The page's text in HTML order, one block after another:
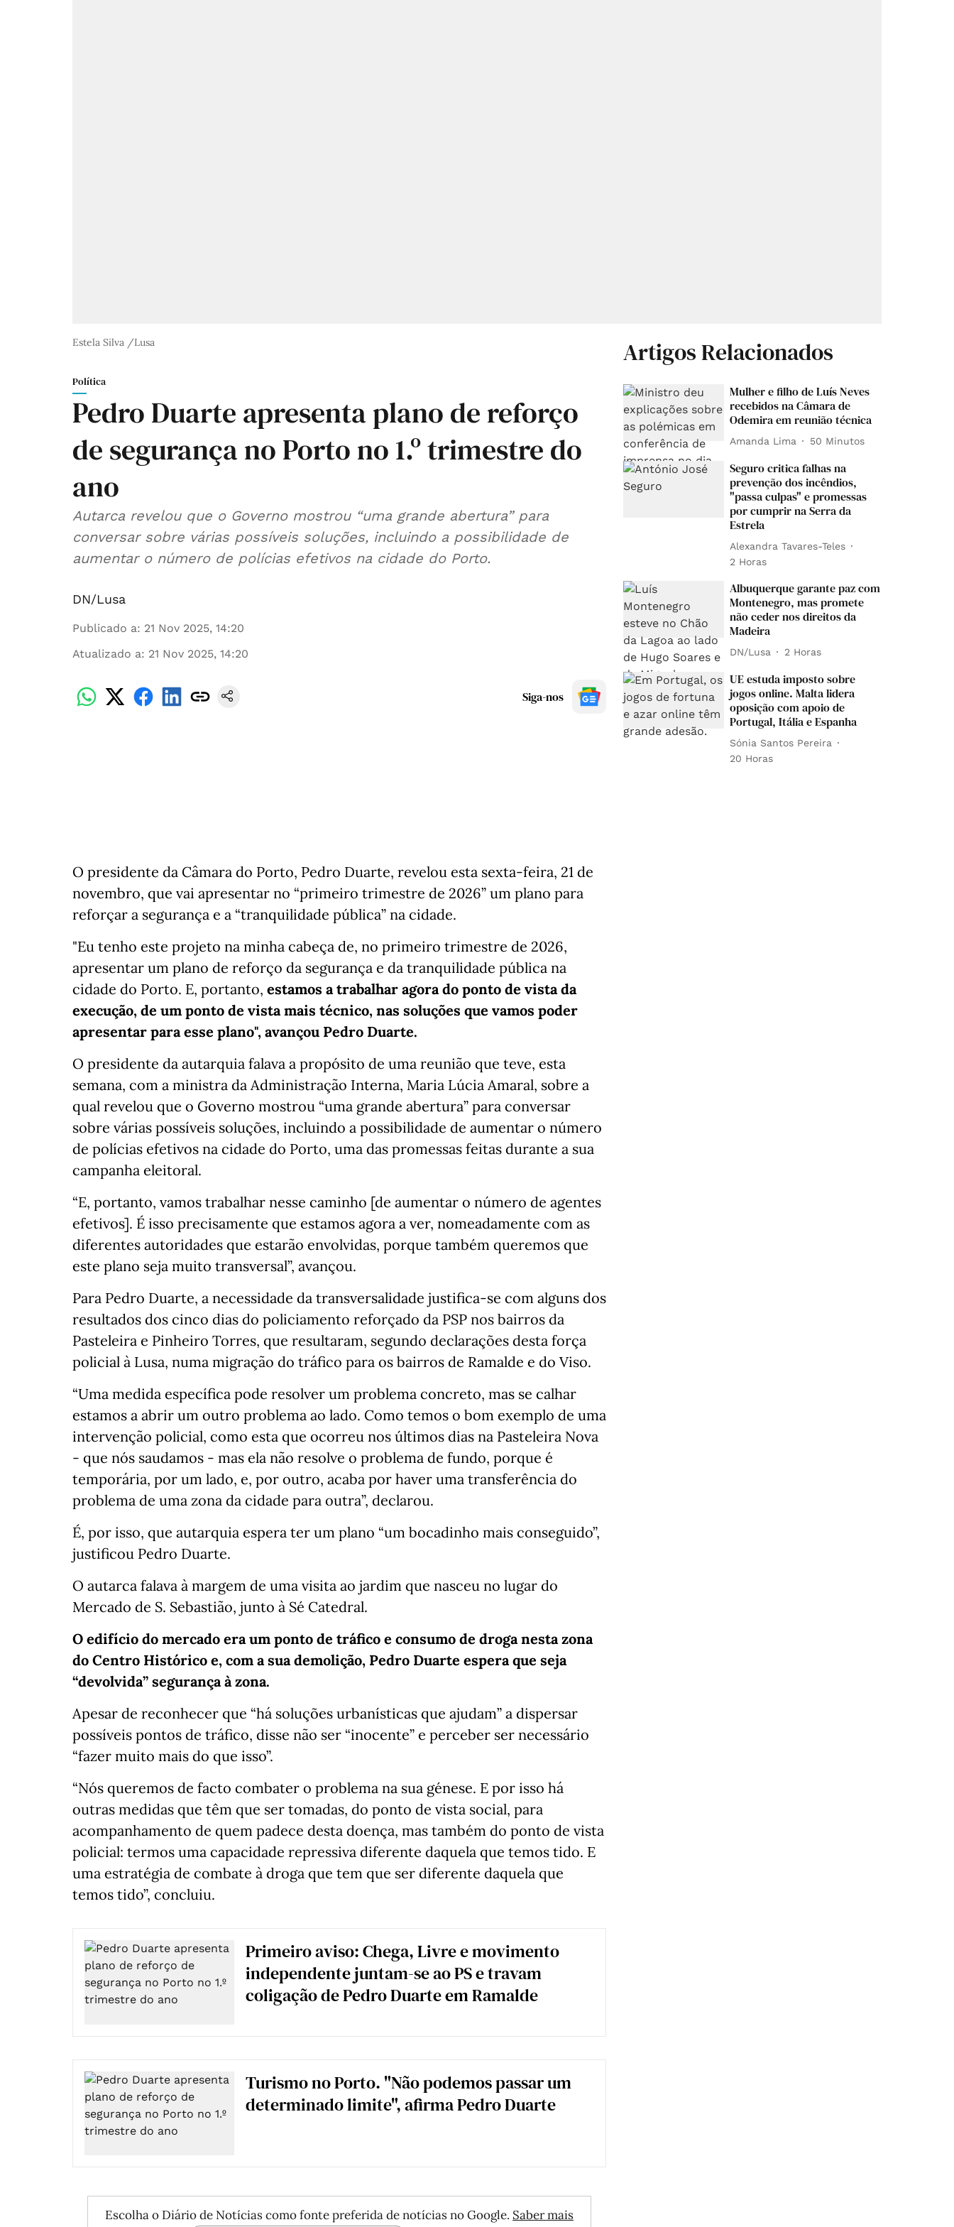
Estela Silva /Lusa
Política
Pedro Duarte apresenta plano de reforço
de segurança no Porto no 1.º trimestre do
ano
Autarca revelou que o Governo mostrou “uma grande abertura” para
conversar sobre várias possíveis soluções, incluindo a possibilidade de
aumentar o número de polícias efetivos na cidade do Porto.
DN/Lusa
Publicado a: 21 Nov 2025, 14:20
Atualizado a: 21 Nov 2025, 14:20
Siga-nos
O presidente da Câmara do Porto, Pedro Duarte, revelou esta sexta-feira, 21 de
novembro, que vai apresentar no “primeiro trimestre de 2026” um plano para
reforçar a segurança e a “tranquilidade pública” na cidade.
"Eu tenho este projeto na minha cabeça de, no primeiro trimestre de 2026,
apresentar um plano de reforço da segurança e da tranquilidade pública na
cidade do Porto. E, portanto, estamos a trabalhar agora do ponto de vista da
execução, de um ponto de vista mais técnico, nas soluções que vamos poder
apresentar para esse plano", avançou Pedro Duarte.
O presidente da autarquia falava a propósito de uma reunião que teve, esta
semana, com a ministra da Administração Interna, Maria Lúcia Amaral, sobre a
qual revelou que o Governo mostrou “uma grande abertura” para conversar
sobre várias possíveis soluções, incluindo a possibilidade de aumentar o número
de polícias efetivos na cidade do Porto, uma das promessas feitas durante a sua
campanha eleitoral.
“E, portanto, vamos trabalhar nesse caminho [de aumentar o número de agentes
efetivos]. É isso precisamente que estamos agora a ver, nomeadamente com as
diferentes autoridades que estarão envolvidas, porque também queremos que
este plano seja muito transversal”, avançou.
Para Pedro Duarte, a necessidade da transversalidade justifica-se com alguns dos
resultados dos cinco dias do policiamento reforçado da PSP nos bairros da
Pasteleira e Pinheiro Torres, que resultaram, segundo declarações desta força
policial à Lusa, numa migração do tráfico para os bairros de Ramalde e do Viso.
“Uma medida específica pode resolver um problema concreto, mas se calhar
estamos a abrir um outro problema ao lado. Como temos o bom exemplo de uma
intervenção policial, como esta que ocorreu nos últimos dias na Pasteleira Nova
- que nós saudamos - mas ela não resolve o problema de fundo, porque é
temporária, por um lado, e, por outro, acaba por haver uma transferência do
problema de uma zona da cidade para outra”, declarou.
É, por isso, que autarquia espera ter um plano “um bocadinho mais conseguido”,
justificou Pedro Duarte.
O autarca falava à margem de uma visita ao jardim que nasceu no lugar do
Mercado de S. Sebastião, junto à Sé Catedral.
O edifício do mercado era um ponto de tráfico e consumo de droga nesta zona
do Centro Histórico e, com a sua demolição, Pedro Duarte espera que seja
“devolvida” segurança à zona.
Apesar de reconhecer que “há soluções urbanísticas que ajudam” a dispersar
possíveis pontos de tráfico, disse não ser “inocente” e perceber ser necessário
“fazer muito mais do que isso”.
“Nós queremos de facto combater o problema na sua génese. E por isso há
outras medidas que têm que ser tomadas, do ponto de vista social, para
acompanhamento de quem padece desta doença, mas também do ponto de vista
policial: termos uma capacidade repressiva diferente daquela que temos tido. E
uma estratégia de combate à droga que tem que ser diferente daquela que
temos tido”, concluiu.
Primeiro aviso: Chega, Livre e movimento
independente juntam-se ao PS e travam
coligação de Pedro Duarte em Ramalde
Turismo no Porto. "Não podemos passar um
determinado limite", afirma Pedro Duarte
Escolha o Diário de Notícias como fonte preferida de notícias no Google. Saber mais
Artigos Relacionados
Mulher e filho de Luís Neves
recebidos na Câmara de
Odemira em reunião técnica
Amanda Lima 50 Minutos
Seguro critica falhas na
prevenção dos incêndios,
"passa culpas" e promessas
por cumprir na Serra da
Estrela
Alexandra Tavares-Teles
2 Horas
Albuquerque garante paz com
Montenegro, mas promete
não ceder nos direitos da
Madeira
DN/Lusa 2 Horas
UE estuda imposto sobre
jogos online. Malta lidera
oposição com apoio de
Portugal, Itália e Espanha
Sónia Santos Pereira
20 Horas